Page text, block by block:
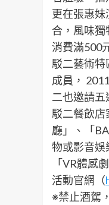
更在張惠
合，風味
消費滿500
駁二藝術
成員，
二也邀請五
駁二餐飲
廳」、「
物或影音娛
「VR體感
活動官網（
※禁止酒駕